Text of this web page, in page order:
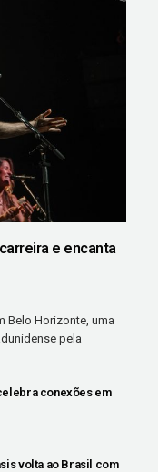
e encanta
Belo Horizonte, uma
pela
conexões em
volta ao Brasil com